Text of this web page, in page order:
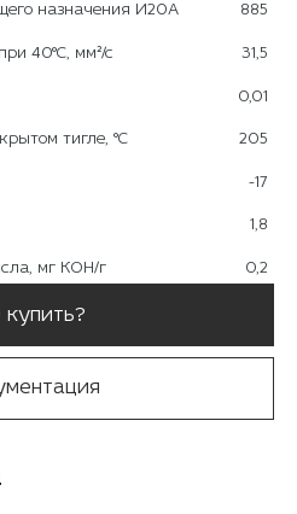
назначения И20А 885
40°С, мм²/с 31,5
0,01
тигле, °С 205
-17
1,8
мг КОН/г 0,2
купить?